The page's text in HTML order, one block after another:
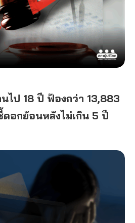
ไป 18 ปี ฟ้องกว่า 13,883
อกย้อนหลังไม่เกิน 5 ปี